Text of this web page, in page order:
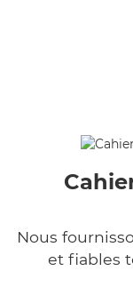
Nous
et fiables